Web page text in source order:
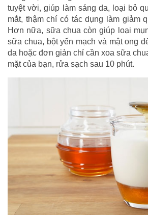
tuyệt vời, giúp làm sáng da, loại bỏ
mắt, thậm chí có tác dụng làm giảm
Hơn nữa, sữa chua còn giúp loại
sữa chua, bột yến mạch và mật ong
da hoặc đơn giản chỉ cần xoa sữa
mặt của bạn, rửa sạch sau 10 phút.